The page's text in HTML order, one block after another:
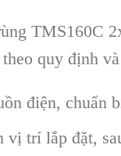
TMS160C
quy định
điện, chuẩn
vị trí lắp đặt,